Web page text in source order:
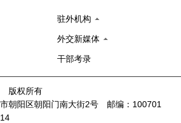
驻外机构
外交新媒体
干部考录
版权所有
朝阳区朝阳门南大街2号 邮编：100701